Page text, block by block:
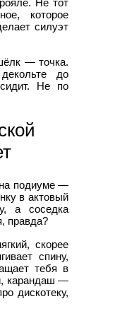
которое
силуэт
— точка.
до
Не по
подиуме —
в актовый
а соседка
правда?
скорее
спину,
тебя в
карандаш —
дискотеку,